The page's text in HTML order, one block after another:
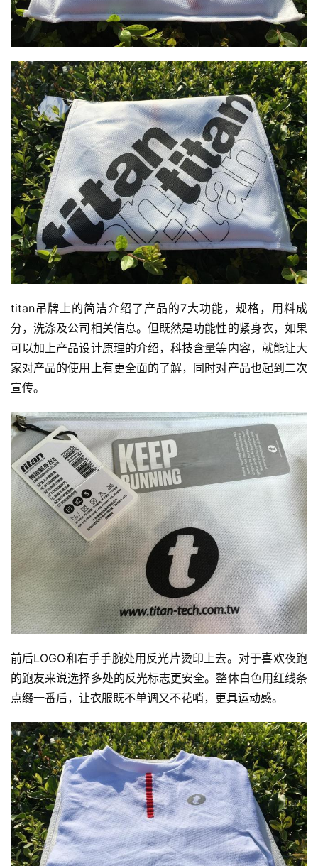
titan吊牌上的简洁介绍了产品的7大功能，规格，用料成
分，洗涤及公司相关信息。但既然是功能性的紧身衣，如果
可以加上产品设计原理的介绍，科技含量等内容，就能让大
家对产品的使用上有更全面的了解，同时对产品也起到二次
宣传。
前后LOGO和右手手腕处用反光片烫印上去。对于喜欢夜跑
的跑友来说选择多处的反光标志更安全。整体白色用红线条
点缀一番后，让衣服既不单调又不花哨，更具运动感。